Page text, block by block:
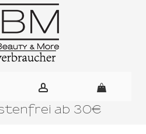
ab 30€